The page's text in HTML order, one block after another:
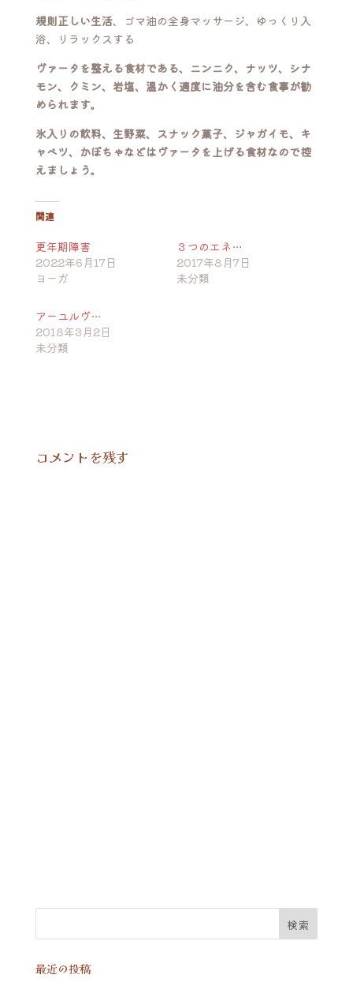
規則正しい生活、ゴマ油の全身マッサージ、ゆっくり入
浴、リラックスする
ヴァータを整える食材である、ニンニク、ナッツ、シナ
モン、クミン、岩塩、温かく適度に油分を含む食事が勧
められます。
氷入りの飲料、生野菜、スナック菓子、ジャガイモ、キ
ャベツ、かぼちゃなどはヴァータを上げる食材なので控
えましょう。
関連
更年期障害
2022年6月17日
ヨーガ
３つのエネ…
2017年8月7日
未分類
アーユルヴ…
2018年3月2日
未分類
コメントを残す
最近の投稿